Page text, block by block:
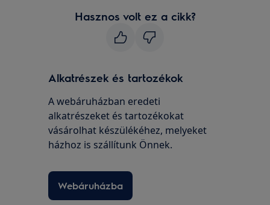
Hasznos volt ez a cikk?
Alkatrészek és tartozékok
A webáruházban eredeti
alkatrészeket és tartozékokat
vásárolhat készülékéhez, melyeket
házhoz is szállítunk Önnek.
Webáruházba